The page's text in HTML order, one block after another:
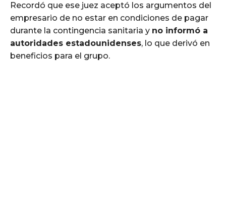
Recordó que ese juez aceptó los argumentos del
empresario de no estar en condiciones de pagar
durante la contingencia sanitaria y no informó a
autoridades estadounidenses, lo que derivó en
beneficios para el grupo.